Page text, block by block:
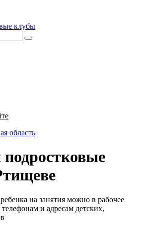
клубы
область
подростковые
на занятия можно в рабочее
и адресам детских,